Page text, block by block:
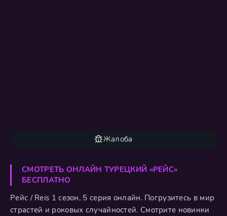
Жалоба
СМОТРЕТЬ ОНЛАЙН ТУРЕЦКИЙ «РЕЙС»
БЕСПЛАТНО
Рейс / Reis 1 сезон, 5 серия онлайн. Погрузитесь в мир
страстей и роковых случайностей. Смотрите новинки